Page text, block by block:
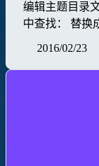
编辑主题目录
中查找： 替换
2016/02/23